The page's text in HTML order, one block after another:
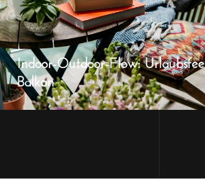
Indoor-Outdoor-Flow:
Balkon